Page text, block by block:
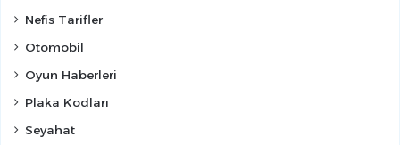
Nefis Tarifler
Otomobil
Oyun Haberleri
Plaka Kodları
Seyahat